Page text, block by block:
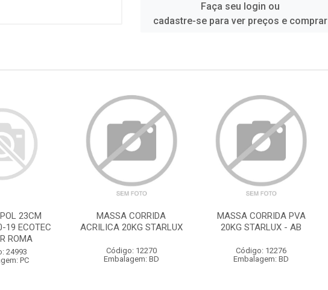
Faça seu login ou
cadastre-se para ver preços e comprar
23CM
19 ECOTEC
ROMA
24993
PC
MASSA CORRIDA
ACRILICA 20KG STARLUX
Código: 12270
Embalagem: BD
MASSA CORRIDA PVA
20KG STARLUX - AB
Código: 12276
Embalagem: BD